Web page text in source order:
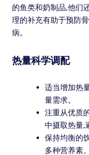
的鱼类和奶制品,他们
理的补充有助于预防
病。
热量科学调配
适当增加热
量需求。
注重从优质
中摄取热量,
保持均衡的
多种营养素。